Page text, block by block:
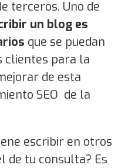
terceros. Uno de
un blog es
que se puedan
clientes para la
de esta
SEO de la
escribir en otros
de tu consulta? Es